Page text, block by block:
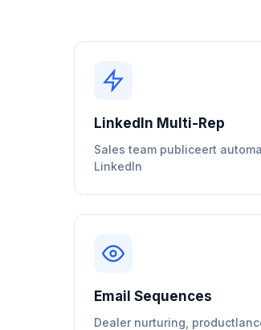
LinkedIn Multi-Rep
Sales team publiceert
LinkedIn
Email Sequences
Dealer nurturing,